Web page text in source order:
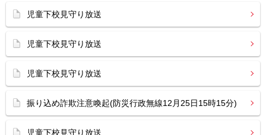
児童下校見守り放送
児童下校見守り放送
児童下校見守り放送
振り込め詐欺注意喚起(防災行政無線12月25日15時15分)
児童下校見守り放送